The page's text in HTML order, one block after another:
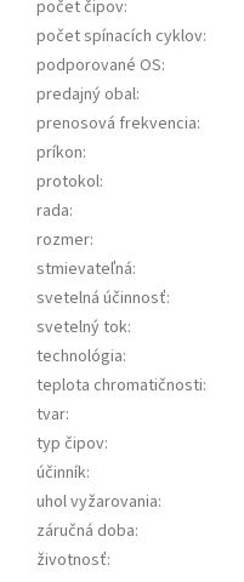
počet čipov:
počet spínacích cyklov:
podporované OS:
predajný obal:
prenosová frekvencia:
príkon:
protokol:
rada:
rozmer:
stmievateľná:
svetelná účinnosť:
svetelný tok:
technológia:
teplota chromatičnosti:
tvar:
typ čipov:
účinník:
uhol vyžarovania:
záručná doba:
životnosť: